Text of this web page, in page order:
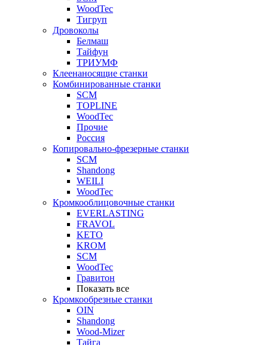
WoodTec
Тигруп
Дровоколы
Белмаш
Тайфун
ТРИУМФ
Клеенаносящие станки
Комбинированные станки
SCM
TOPLINE
WoodTec
Прочие
Россия
Копировально-фрезерные станки
SCM
Shandong
WEILI
WoodTec
Кромкооблицовочные станки
EVERLASTING
FRAVOL
KETO
KROM
SCM
WoodTec
Гравитон
Показать все
Кромкообрезные станки
OIN
Shandong
Wood-Mizer
Тайга